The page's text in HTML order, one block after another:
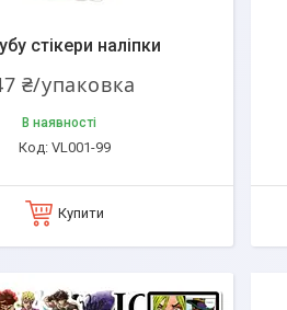
стікери наліпки
₴/упаковка
В наявності
VL001-99
Купити